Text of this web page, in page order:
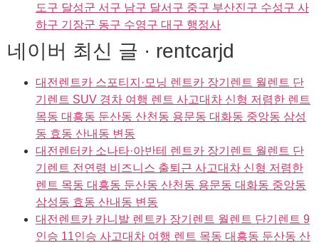
도구 달성군 서구 남구 달서구 중구 부산진구 수성구 사
하구 기장군 동구 수영구 대구 행정사
네이버 최신 글 · rentcarjd
대전렌트카 스포티지·모닝 렌트카 장기렌트 월렌트 단
기렌트 SUV 경차 여행 렌트 사고대차 신형 저렴한 렌트
목동 대흥동 둔산동 산천동 용문동 대화동 중앙동 삼성
동 효동 산내동 변동
대전렌터카 소나타·아반테 렌트카 장기렌트 월렌트 단
기렌트 전연령 비즈니스 출퇴근 사고대차 신형 저렴한
렌트 목동 대흥동 둔산동 산천동 용문동 대화동 중앙동
삼성동 효동 산내동 변동
대전렌트카 카니발 렌트카 장기렌트 월렌트 단기렌트 9
인승 11인승 사고대차 여행 렌트 목동 대흥동 둔산동 산